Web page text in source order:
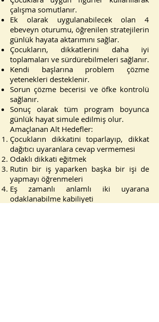
çalışma somutlanır.
Ek olarak uygulanabilecek olan 4
ebeveyn oturumu, öğrenilen stratejilerin
günlük hayata aktarımını sağlar.
Çocukların, dikkatlerini daha iyi
toplamaları ve sürdürebilmeleri sağlanır.
Kendi başlarına problem çözme
yetenekleri desteklenir.
Sorun çözme becerisi ve öfke kontrolü
sağlanır.
Sonuç olarak tüm program boyunca
günlük hayat simule edilmiş olur.
Amaçlanan Alt Hedefler:
Çocukların dikkatini toparlayıp, dikkat
dağıtıcı uyaranlara cevap vermemesi
Odaklı dikkati eğitmek
Rutin bir iş yaparken başka bir işi de
yapmayı öğrenmeleri
Eş zamanlı anlamlı iki uyarana
odaklanabilme kabiliyeti